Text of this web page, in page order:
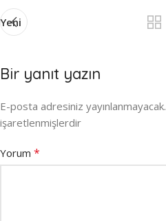
Yeni
Bir yanıt yazın
E-posta adresiniz yayınlanmayacak.
işaretlenmişlerdir
Yorum *